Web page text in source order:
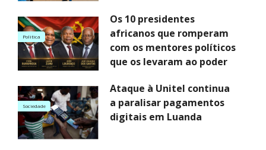
Politica
Os 10 presidentes
africanos que romperam
com os mentores políticos
que os levaram ao poder
Sociedade
Ataque à Unitel continua
a paralisar pagamentos
digitais em Luanda